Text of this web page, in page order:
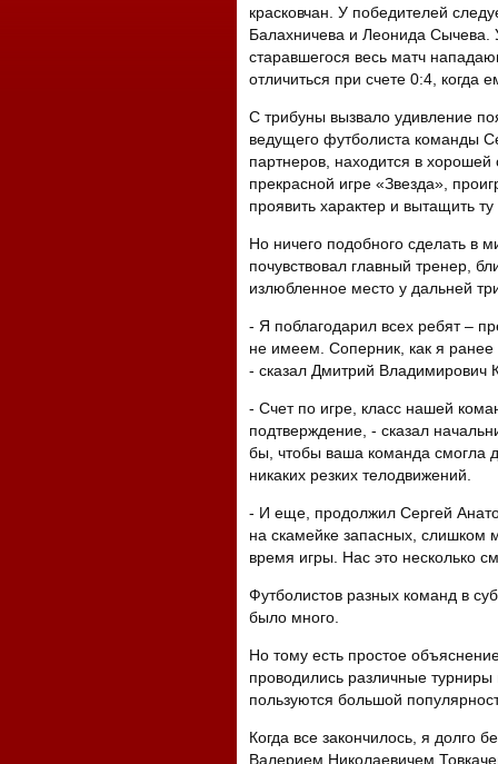
красковчан. У победителей
Балахничева и Леонида
старавшегося весь матч
отличиться при счете 0:4, когда
С трибуны вызвало удивление
ведущего футболиста команды
партнеров, находится в
прекрасной игре «Звезда»,
проявить характер и вытащить
Но ничего подобного сделать в
почувствовал главный тренер,
излюбленное место у дальней
- Я поблагодарил всех ребят –
не имеем. Соперник, как я ранее
- сказал Дмитрий Владимирович
- Счет по игре, класс нашей
подтверждение, - сказал
бы, чтобы ваша команда смогла
никаких резких телодвижений.
- И еще, продолжил Сергей
на скамейке запасных, слишком
время игры. Нас это несколько
Футболистов разных команд в
было много.
Но тому есть простое
проводились различные
пользуются большой
Когда все закончилось, я долго
Валерием Николаевичем